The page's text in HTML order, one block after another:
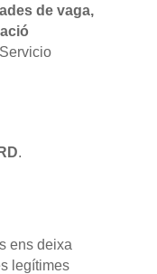
de vaga,
.
ens deixa
legítimes